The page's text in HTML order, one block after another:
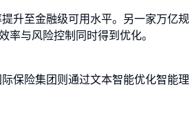
升至金融级可用水平。另一家万亿规
与风险控制同时得到优化。
保险集团则通过文本智能优化智能理